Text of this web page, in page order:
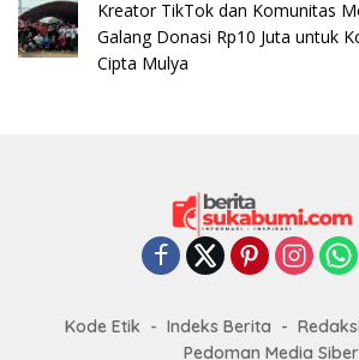
Kreator TikTok dan Komunitas
Galang Donasi Rp10 Juta untuk
Cipta Mulya
Kode Etik Indeks Berita Redaksi
Pedoman Media Siber